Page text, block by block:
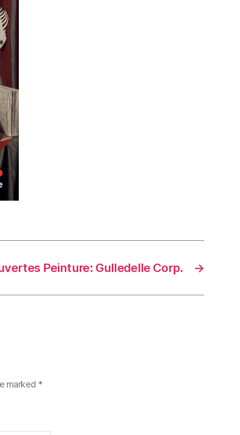
→
Peinture: Gulledelle Corp.
marked *